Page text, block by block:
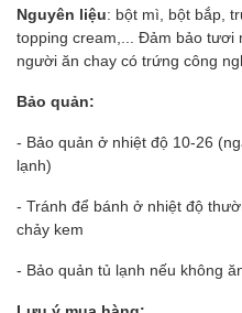
Nguyên liệu: bột mì, bột bắp,
topping cream,... Đảm bảo tươi
người ăn chay có trứng công
Bảo quản:
- Bảo quản ở nhiệt độ 10-26
lạnh)
- Tránh để bánh ở nhiệt độ
chảy kem
- Bảo quản tủ lạnh nếu không